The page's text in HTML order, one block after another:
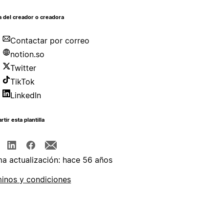
del creador o creadora
Contactar por correo
notion.so
Twitter
TikTok
LinkedIn
esta plantilla
actualización: hace 56 años
y condiciones